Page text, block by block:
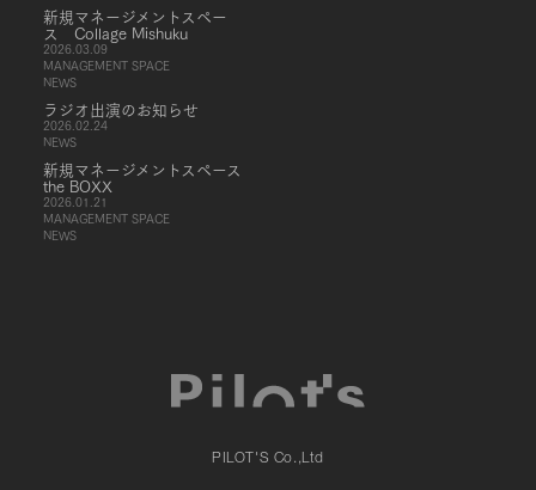
新規マネージメントスペー
ス Collage Mishuku
2026.03.09
MANAGEMENT SPACE
NEWS
ラジオ出演のお知らせ
2026.02.24
NEWS
新規マネージメントスペース
the BOXX
2026.01.21
MANAGEMENT SPACE
NEWS
PILOT'S Co.,Ltd